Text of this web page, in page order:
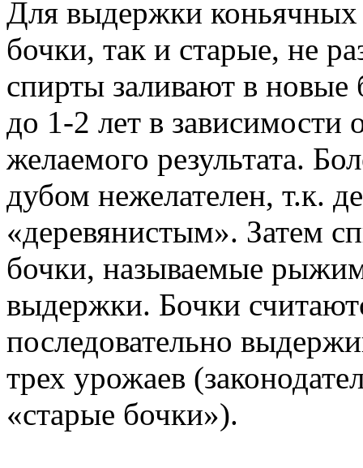
Для выдержки
бочки, так и старые, не
спирты заливают в новые
до 1-2 лет в зависимости
желаемого результата.
дубом нежелателен, т.к.
«деревянистым». Затем
бочки, называемые
выдержки. Бочки
последовательно
трех урожаев
«старые бочки»).